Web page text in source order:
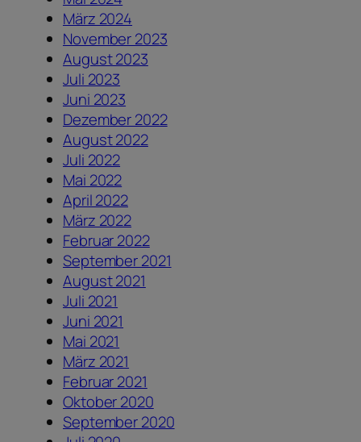
März 2024
November 2023
August 2023
Juli 2023
Juni 2023
Dezember 2022
August 2022
Juli 2022
Mai 2022
April 2022
März 2022
Februar 2022
September 2021
August 2021
Juli 2021
Juni 2021
Mai 2021
März 2021
Februar 2021
Oktober 2020
September 2020